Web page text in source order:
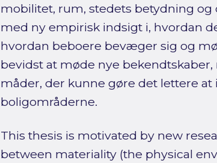
mobilitet, rum, stedets betydning og
med ny empirisk indsigt i, hvordan
hvordan beboere bevæger sig og
bevidst at møde nye
måder, der kunne gøre det lettere
boligområderne.
This thesis is motivated by new
between materiality (the physical